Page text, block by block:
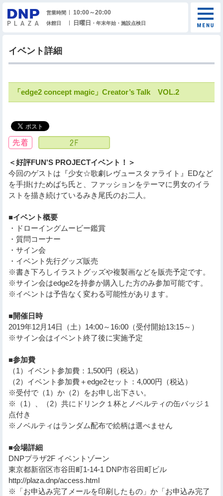
営業時間 10:00～20:00
休館日 日曜日 ・年末年始・施設点検日
イベント詳細
「edge2 concept magic」Creator’s Talk VOL.2
＜好評FUN'S PROJECTイベント！＞
今回のゲストは『少女☆歌劇レヴュースタァライト』EDなど
を手掛けためばち氏と、ファッションをテーマに男女のイラ
ストを描き続けているみき尾氏のお二人。
■イベント概要
・ドローイングムービー鑑賞
・質問コーナー
・サイン会
・イベント先行グッズ販売
※書き下ろしイラストグッズや複製画などを販売予定です。
※サイン会はedge2を持参か購入した方のみ参加可能です。
※イベントは予告なく変わる可能性があります。
■開催日時
2019年12月14日（土）14:00～16:00（受付開始13:15～）
※サイン会はイベント終了後に実施予定
■参加費
（1）イベント参加費：1,500円（税込）
（2）イベント参加費＋edge2セット：4,000円（税込）
※受付で（1）か（2）をお申し出下さい。
※（1）、（2）共にドリンク１杯とノベルティの缶バッジ１
点付き
※ノベルティはランダム配布で絵柄は選べません
■会場詳細
DNPプラザ2F イベントゾーン
東京都新宿区市谷田町1-14-1 DNP市谷田町ビル
http://plaza.dnp/access.html
※「お申込み完了メールを印刷したもの」か「お申込み完了